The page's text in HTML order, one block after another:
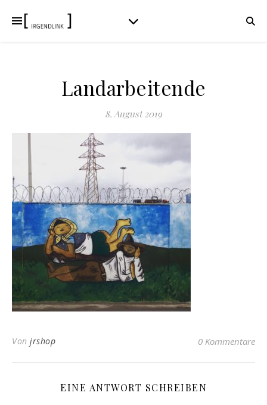
Landarbeitende
8. August 2019
Von jrshop 0 Kommentare
EINE ANTWORT SCHREIBEN